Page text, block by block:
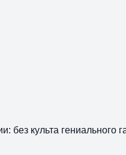
культа гениального